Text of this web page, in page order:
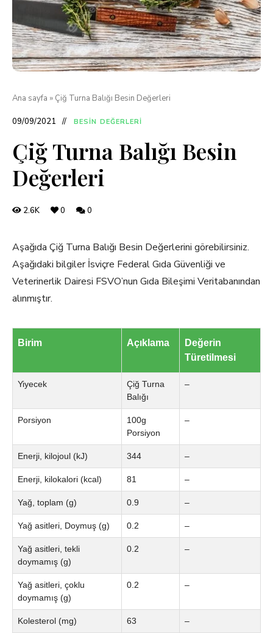
Ana sayfa » Çiğ Turna Balığı Besin Değerleri
09/09/2021 BESIN DEĞERLERI
Çiğ Turna Balığı Besin
Değerleri
2.6K 0 0
Aşağıda Çiğ Turna Balığı Besin Değerlerini görebilirsiniz.
Aşağıdaki bilgiler İsviçre Federal Gıda Güvenliği ve
Veterinerlik Dairesi FSVO’nun Gıda Bileşimi Veritabanından
alınmıştır.
Birim Açıklama
Değerin
Türetilmesi
Yiyecek
Çiğ Turna
Balığı
–
Porsiyon
100g
Porsiyon
–
Enerji, kilojoul (kJ) 344 –
Enerji, kilokalori (kcal) 81 –
Yağ, toplam (g) 0.9 –
Yağ asitleri, Doymuş (g) 0.2 –
Yağ asitleri, tekli
doymamış (g)
0.2 –
Yağ asitleri, çoklu
doymamış (g)
0.2 –
Kolesterol (mg) 63 –